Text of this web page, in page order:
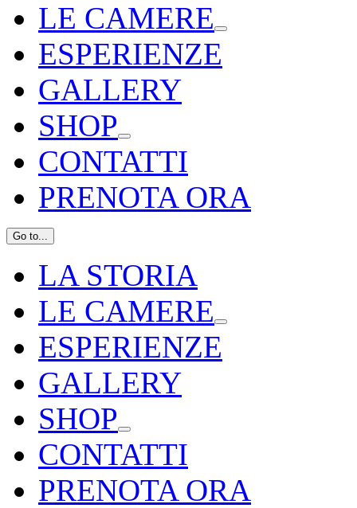
LE CAMERE
ESPERIENZE
GALLERY
SHOP
CONTATTI
PRENOTA ORA
Go to...
LA STORIA
LE CAMERE
ESPERIENZE
GALLERY
SHOP
CONTATTI
PRENOTA ORA